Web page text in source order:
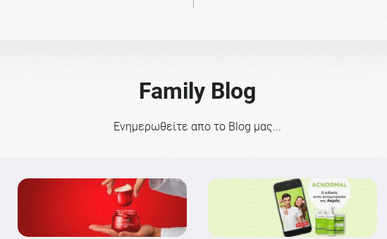
Family Blog
Ενημερωθείτε απο το Blog μας...